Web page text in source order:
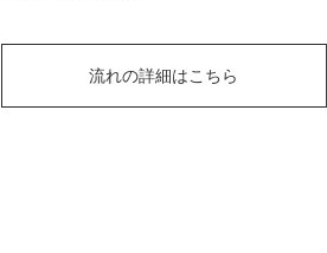
流れの詳細はこちら